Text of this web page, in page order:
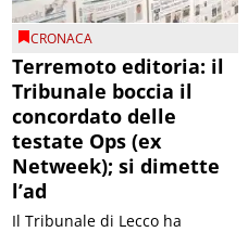
CRONACA
Terremoto editoria: il
Tribunale boccia il
concordato delle
testate Ops (ex
Netweek); si dimette
l’ad
Il Tribunale di Lecco ha